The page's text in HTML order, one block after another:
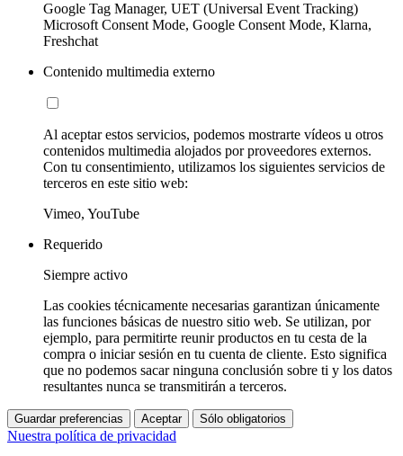
Google Tag Manager, UET (Universal Event Tracking)
Microsoft Consent Mode, Google Consent Mode, Klarna,
Freshchat
Contenido multimedia externo
Al aceptar estos servicios, podemos mostrarte vídeos u otros
contenidos multimedia alojados por proveedores externos.
Con tu consentimiento, utilizamos los siguientes servicios de
terceros en este sitio web:
Vimeo, YouTube
Requerido
Siempre activo
Las cookies técnicamente necesarias garantizan únicamente
las funciones básicas de nuestro sitio web. Se utilizan, por
ejemplo, para permitirte reunir productos en tu cesta de la
compra o iniciar sesión en tu cuenta de cliente. Esto significa
que no podemos sacar ninguna conclusión sobre ti y los datos
resultantes nunca se transmitirán a terceros.
Guardar preferencias Aceptar Sólo obligatorios
Nuestra política de privacidad